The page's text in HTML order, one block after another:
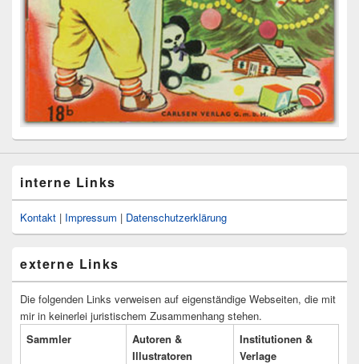
interne Links
Kontakt | Impressum | Datenschutzerklärung
externe Links
Die folgenden Links verweisen auf eigenständige Webseiten, die mit
mir in keinerlei juristischem Zusammenhang stehen.
Sammler
Autoren &
Illustratoren
Institutionen &
Verlage